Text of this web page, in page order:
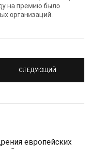
на премию было
организаций.
СЛЕДУЮЩИЙ
европейских